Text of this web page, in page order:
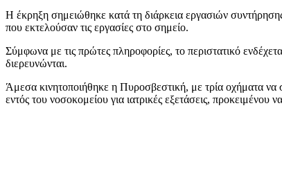
Η έκρηξη σημειώθηκε κατά τη διάρκεια εργασιών
που εκτελούσαν τις εργασίες στο σημείο.
Σύμφωνα με τις πρώτες πληροφορίες, το περιστατικό
διερευνώνται.
Άμεσα κινητοποιήθηκε η Πυροσβεστική, με τρία οχήματα
εντός του νοσοκομείου για ιατρικές εξετάσεις, προκειμένου